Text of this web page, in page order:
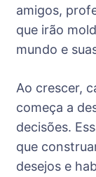
amigos,
que irão
mundo e
Ao crescer,
começa a
decisões.
que
desejos e